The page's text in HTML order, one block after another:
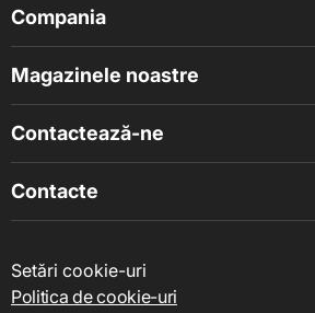
Compania
Magazinele noastre
Contactează-ne
Contacte
Setări cookie-uri
Politica de cookie-uri